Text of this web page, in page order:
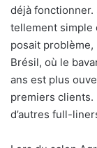
déjà fonctionner.
tellement simple
posait problème,
Brésil, où le
ans est plus
premiers
d’autres full-